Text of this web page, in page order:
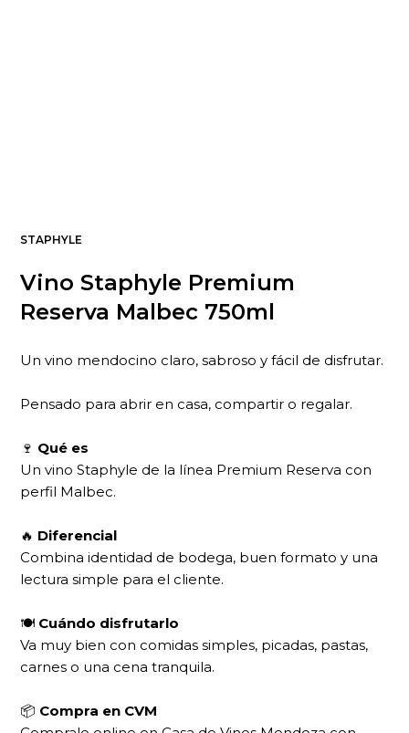
STAPHYLE
Vino Staphyle Premium
Reserva Malbec 750ml
Un vino mendocino claro, sabroso y fácil de disfrutar.
Pensado para abrir en casa, compartir o regalar.
🍷 Qué es
Un vino Staphyle de la línea Premium Reserva con
perfil Malbec.
🔥 Diferencial
Combina identidad de bodega, buen formato y una
lectura simple para el cliente.
🍽 Cuándo disfrutarlo
Va muy bien con comidas simples, picadas, pastas,
carnes o una cena tranquila.
📦 Compra en CVM